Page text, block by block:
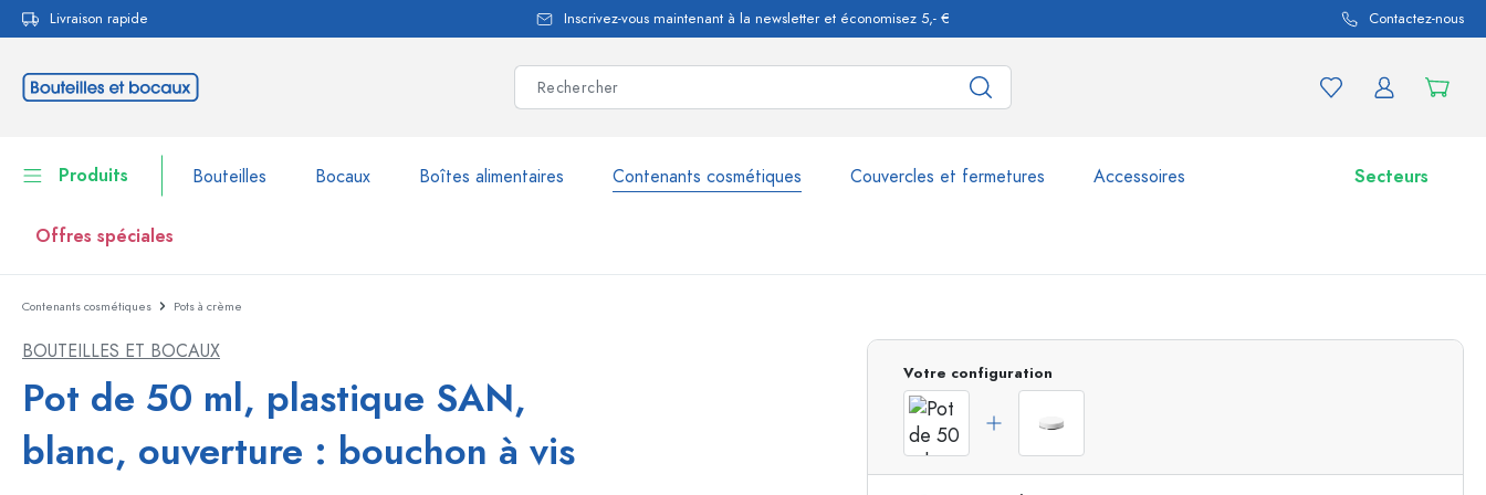
Passer à la navigation principale
Livraison rapide Inscrivez-vous maintenant à la newsletter et économisez 5,- € Contactez-nous
Produits Bouteilles Bocaux Boîtes alimentaires Contenants cosmétiques Couvercles et fermetures Accessoires Secteurs
Offres spéciales
Bouteilles
Boîtes alimentaires
Vaisselle
Bouteilles WECK
Bocaux
Contenants cosmétiques Pots à crème
BOUTEILLES ET BOCAUX
Pot de 50 ml, plastique SAN,
blanc, ouverture : bouchon à vis
Votre configuration